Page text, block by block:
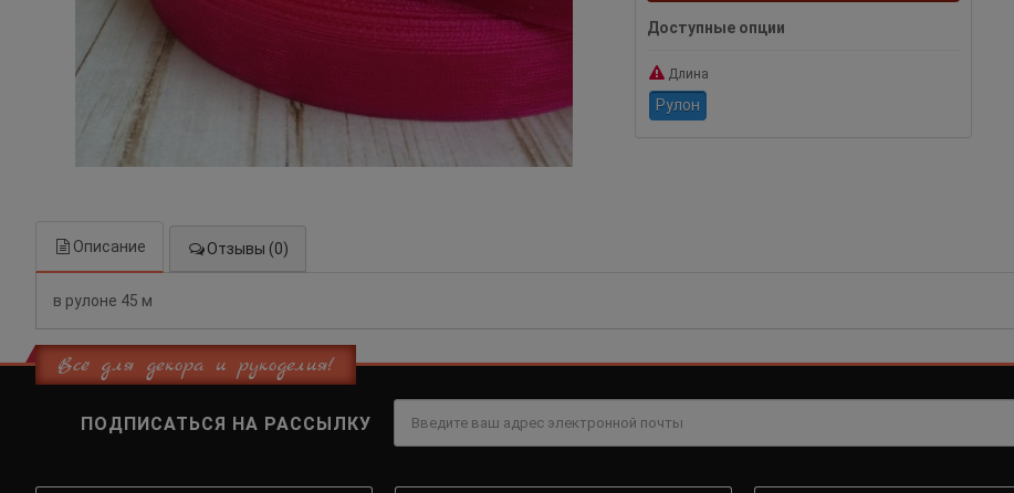
Доступные опции
Длина
Рулон
Описание Отзывы (0)
в рулоне 45 м
Всё для декора и рукоделия!
ПОДПИСАТЬСЯ НА РАССЫЛКУ